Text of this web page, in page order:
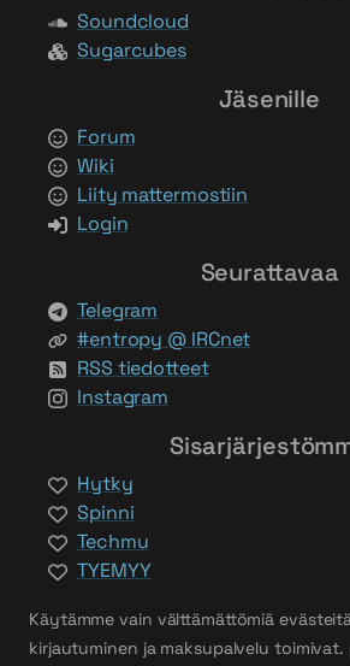
Soundcloud
Sugarcubes
Jäsenille
Forum
Wiki
Liity mattermostiin
Login
Seurattavaa
Telegram
#entropy @ IRCnet
RSS tiedotteet
Instagram
Hytky
Spinni
Techmu
TYEMYY
Käytämme vain välttämättömiä
kirjautuminen ja maksupalvelu toimivat.